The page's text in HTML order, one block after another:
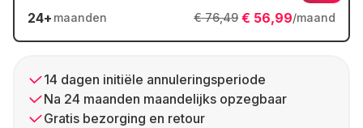
24+ maanden € 56,99/maand
€ 76,49
14 dagen initiële annuleringsperiode
Na 24 maanden maandelijks opzegbaar
Gratis bezorging en retour